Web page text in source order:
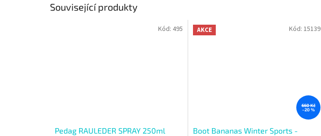
Související produkty
Pedag RAULEDER SPRAY 250ml
Kód: 495 AKCE
660 Kč
–20 %
Boot Bananas Winter Sports -
Kód: 15139